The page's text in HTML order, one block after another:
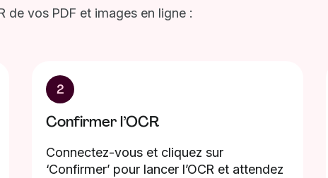
de vos PDF et images en ligne :
2
Confirmer l’OCR
Connectez-vous et cliquez sur
‘Confirmer’ pour lancer l’OCR et attendez